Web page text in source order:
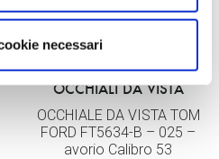
necessari
OCCHIALI DA VISTA
OCCHIALE DA VISTA TOM
FORD FT5634-B – 025 –
avorio Calibro 53